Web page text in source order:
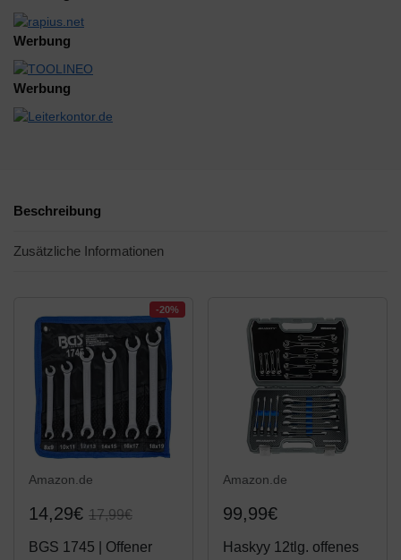
Werbung
Werbung
Beschreibung
Zusätzliche Informationen
-20%
Amazon.de
14,29€ 17,99€
BGS 1745 | Offener
Amazon.de
99,99€
Haskyy 12tlg. offenes